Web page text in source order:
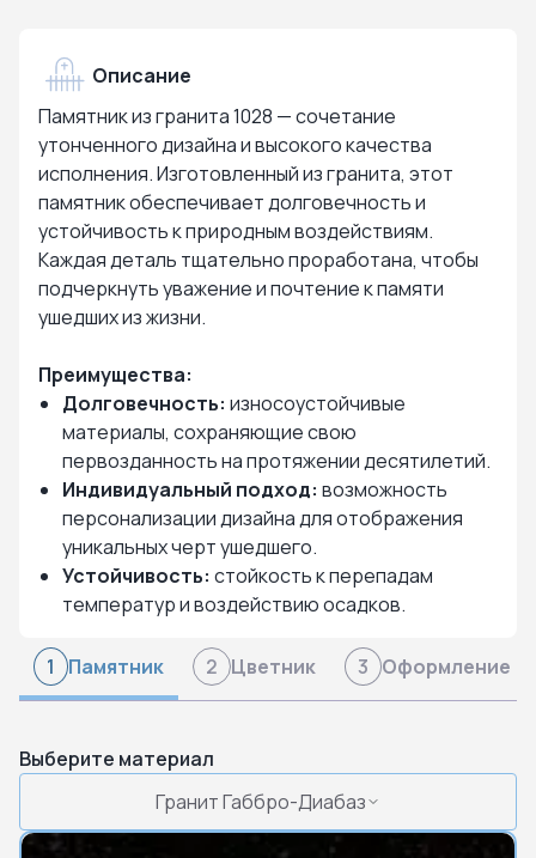
Описание
Памятник из гранита 1028 — сочетание
утонченного дизайна и высокого качества
исполнения. Изготовленный из гранита, этот
памятник обеспечивает долговечность и
устойчивость к природным воздействиям.
Каждая деталь тщательно проработана, чтобы
подчеркнуть уважение и почтение к памяти
ушедших из жизни.
Преимущества:
Долговечность: износоустойчивые
материалы, сохраняющие свою
первозданность на протяжении десятилетий.
Индивидуальный подход: возможность
персонализации дизайна для отображения
уникальных черт ушедшего.
Устойчивость: стойкость к перепадам
температур и воздействию осадков.
1 Памятник 2 Цветник 3 Оформление
Выберите материал
Гранит Габбро-Диабаз